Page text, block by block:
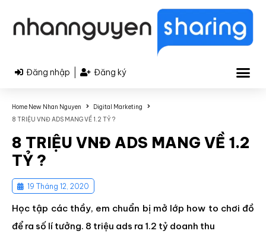
Đăng nhập Đăng ký
Home New Nhan Nguyen
Digital Marketing
8 TRIỆU VNĐ ADS MANG VỀ 1.2 TỶ ?
8 TRIỆU VNĐ ADS MANG VỀ 1.2
TỶ ?
19 Tháng 12, 2020
Học tập các thầy, em chuẩn bị mở lớp how to chơi đồ
để ra số lí tưởng. 8 triệu ads ra 1.2 tỷ doanh thu